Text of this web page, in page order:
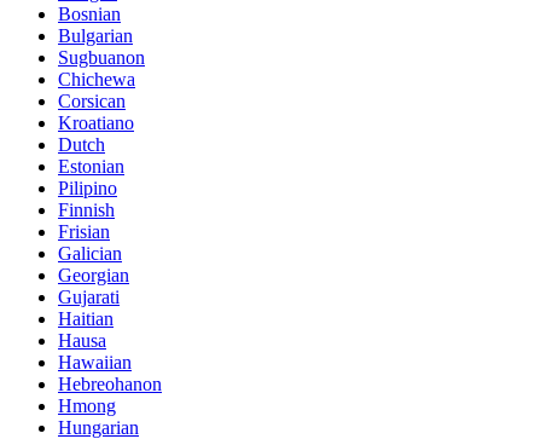
Bosnian
Bulgarian
Sugbuanon
Chichewa
Corsican
Kroatiano
Dutch
Estonian
Pilipino
Finnish
Frisian
Galician
Georgian
Gujarati
Haitian
Hausa
Hawaiian
Hebreohanon
Hmong
Hungarian